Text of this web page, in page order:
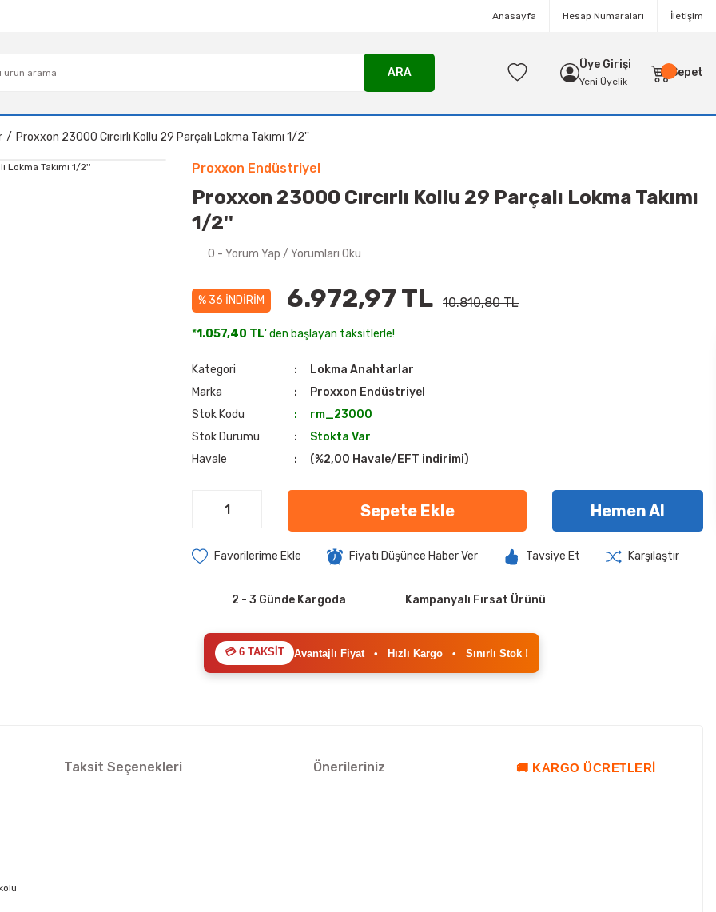
Anasayfa Hesap Numaraları İletişim
ARA
Üye Girişi
Yeni Üyelik
Sepet
Proxxon 23000 Cırcırlı Kollu 29 Parçalı Lokma Takımı 1/2''
Proxxon Endüstriyel
Proxxon 23000 Cırcırlı Kollu 29 Parçalı Lokma Takımı
1/2''
0 - Yorum Yap / Yorumları Oku
% 36 İNDİRİM 6.972,97 TL 10.810,80 TL
*1.057,40 TL' den başlayan taksitlerle!
Kategori
Lokma Anahtarlar
Marka
Proxxon Endüstriyel
Stok Kodu
rm_23000
Stok Durumu
Stokta Var
Havale
(%2,00 Havale/EFT indirimi)
Sepete Ekle Hemen Al
Fiyatı Düşünce Haber Ver Tavsiye Et Karşılaştır
2 - 3 Günde Kargoda Kampanyalı Fırsat Ürünü
💳 6 TAKSİT Avantajlı Fiyat • Hızlı Kargo • Sınırlı Stok !
Taksit Seçenekleri Önerileriniz 🚚 KARGO ÜCRETLERI